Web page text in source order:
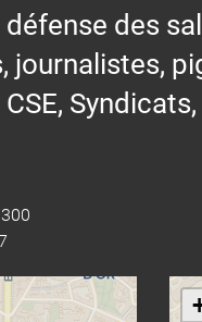
des
journalistes,